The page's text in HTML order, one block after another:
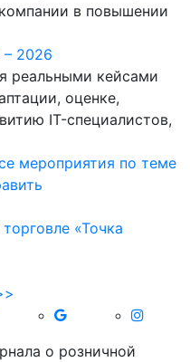
в повышении
– 2026
реальными кейсами
оценке,
IT-специалистов,
мероприятия по теме
о розничной